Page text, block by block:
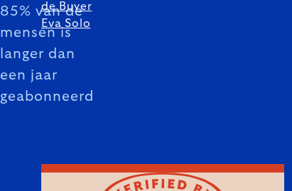
85% van de
mensen is
langer dan
een jaar
geabonneerd
de Buyer
Eva Solo